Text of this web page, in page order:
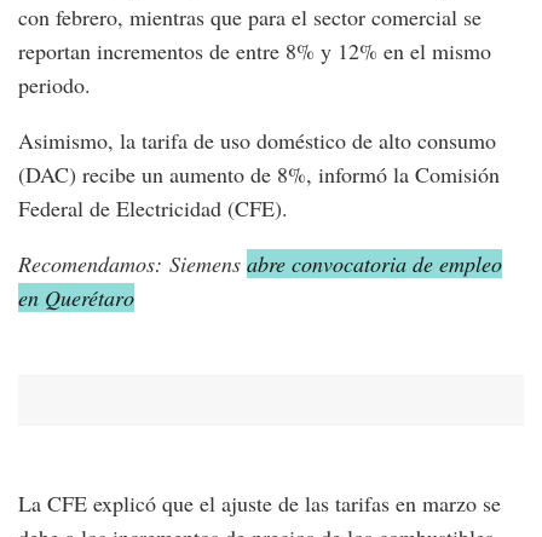
con febrero, mientras que para el sector comercial se
reportan incrementos de entre 8% y 12% en el mismo
periodo.
Asimismo, la tarifa de uso doméstico de alto consumo
(DAC) recibe un aumento de 8%, informó la Comisión
Federal de Electricidad (CFE).
Recomendamos: Siemens abre convocatoria de empleo
en Querétaro
La CFE explicó que el ajuste de las tarifas en marzo se